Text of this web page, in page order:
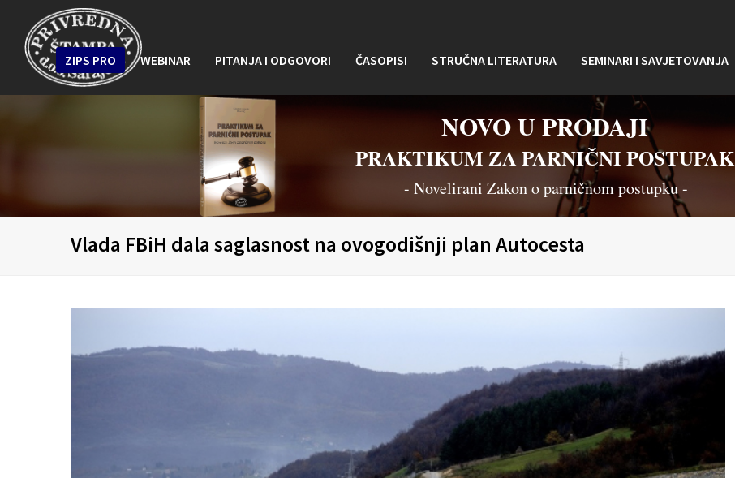
ZIPS PRO WEBINAR PITANJA I ODGOVORI ČASOPISI STRUČNA LITERATURA SEMINARI I SAVJETOVANJA
NOVO U PRODAJI
PRAKTIKUM ZA PARNIČNI POSTUPAK
- Novelirani Zakon o parničnom postupku -
Vlada FBiH dala saglasnost na ovogodišnji plan Autocesta